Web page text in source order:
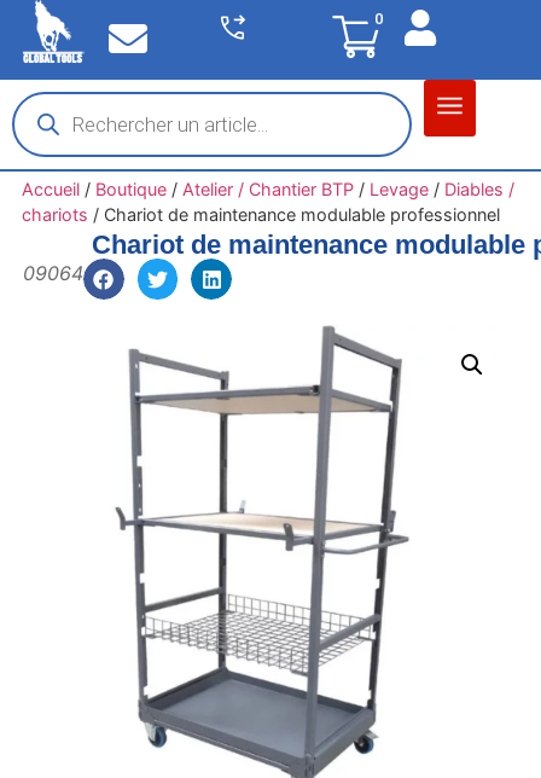
0
Accueil/ Boutique/ Atelier / Chantier BTP/ Levage/ Diables /
chariots / Chariot de maintenance modulable professionnel
Chariot de maintenance modulable
09064